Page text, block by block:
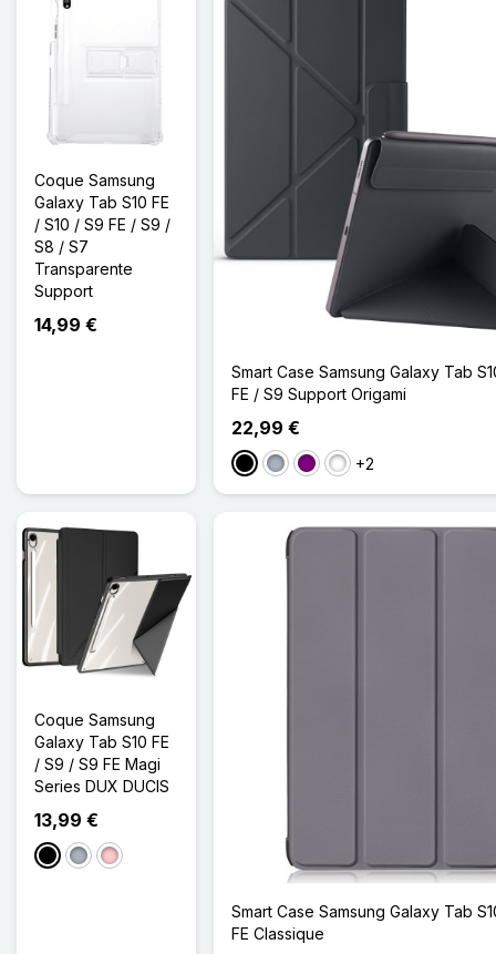
Coque Samsung
Galaxy Tab S10 FE
/ S10 / S9 FE / S9 /
S8 / S7
Transparente
Support
14,99 €
Smart Case Samsung Galaxy Tab
FE / S9 Support Origami
22,99 €
NoirGris VioletVert Clair
+2
Coque Samsung
Galaxy Tab S10 FE
/ S9 / S9 FE Magi
Series DUX DUCIS
13,99 €
NoirGris Rose
Smart Case Samsung Galaxy Tab
FE Classique